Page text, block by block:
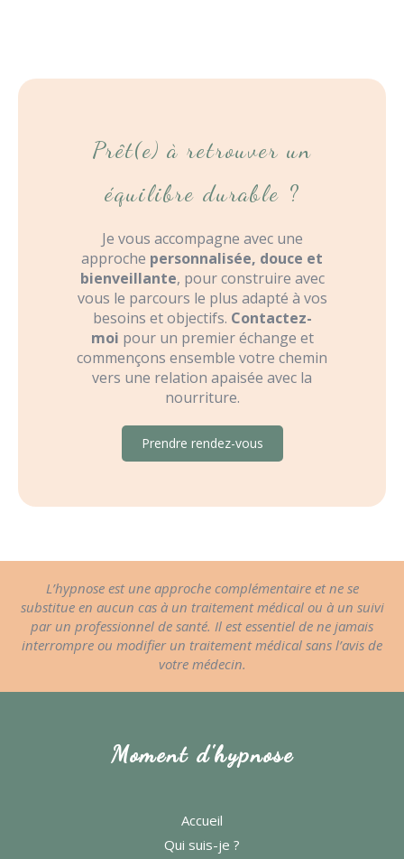
Prêt(e) à retrouver un
équilibre durable ?
Je vous accompagne avec une
approche personnalisée, douce et
bienveillante, pour construire avec
vous le parcours le plus adapté à vos
besoins et objectifs. Contactez-
moi pour un premier échange et
commençons ensemble votre chemin
vers une relation apaisée avec la
nourriture.
Prendre rendez-vous
L’hypnose est une approche complémentaire et ne se
substitue en aucun cas à un traitement médical ou à un suivi
par un professionnel de santé. Il est essentiel de ne jamais
interrompre ou modifier un traitement médical sans l’avis de
votre médecin.
Moment d'hypnose
Accueil
Qui suis-je ?